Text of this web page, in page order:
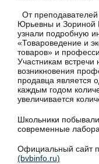
От
Юрьевны и Зориной
узнали подробную
«Товароведение и
товаров» и
Участникам
возникновения
продавца является
каждым годом
увеличивается
Школьники
современные
Официальный сайт
(bvbinfo.ru)